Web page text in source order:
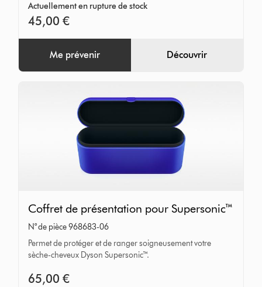
Actuellement en rupture de stock
45,00 €
Me prévenir Découvrir
de
présentation
pour
Supersonic™
Coffret de présentation pour Supersonic™
N° de pièce 968683-06
Permet de protéger et de ranger soigneusement votre
sèche-cheveux Dyson Supersonic™.
65,00 €